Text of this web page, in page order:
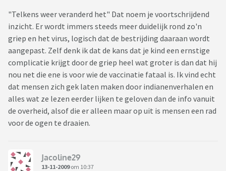
"Telkens weer veranderd het" Dat noem je voortschrijdend
inzicht. Er wordt immers steeds meer duidelijk rond zo'n
griep en het virus, logisch dat de bestrijding daaraan wordt
aangepast. Zelf denk ik dat de kans dat je kind een ernstige
complicatie krijgt door de griep heel wat groter is dan dat hij
nou net die ene is voor wie de vaccinatie fataal is. Ik vind echt
dat mensen zich gek laten maken door indianenverhalen en
alles wat ze lezen eerder lijken te geloven dan de info vanuit
de overheid, alsof die er alleen maar op uit is mensen een rad
voor de ogen te draaien.
Jacoline29
13-11-2009om 10:37